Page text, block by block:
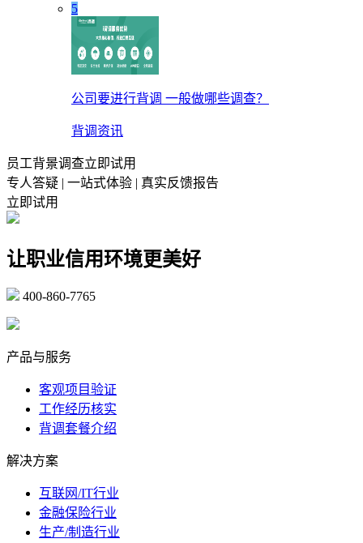
5
公司要进行背调 一般做哪些调查？
背调资讯
员工背景调查立即试用
专人答疑 | 一站式体验 | 真实反馈报告
立即试用
让职业信用环境更美好
400-860-7765
产品与服务
客观项目验证
工作经历核实
背调套餐介绍
解决方案
互联网/IT行业
金融保险行业
生产/制造行业